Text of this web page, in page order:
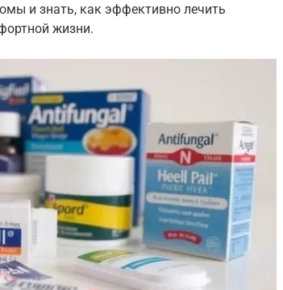
и знать, как эффективно лечить
жизни.